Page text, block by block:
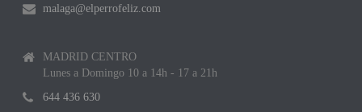
malaga@elperrofeliz.com
MADRID CENTRO
Lunes a Domingo 10 a 14h - 17 a 21h
644 436 630